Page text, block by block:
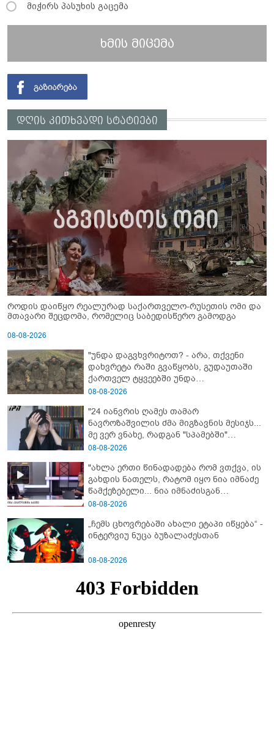
მიჭირს პასუხის გაცემა
ხმის მიცემა
დღის კითხვადი სტატიები
როდის დაიწყო რეალურად საქართველო-რუსეთის ომი და
მთავარი შეცდომა, რომელიც საბედისწერო გამოდგა
08-08-2026
"უნდა დაგვხვრიტოთ? - არა, თქვენი
დახვრეტა რაში გვაწყობს, გუდაუთაში
ქართველ ტყვეებში უნდა
გადაგცვალოთ..."
08-08-2026
"24 იანვრის ღამეს თამარ
ნავროზაშვილის ძმა მიგზავნის მესიჯს...
მე ვერ ვნახე, რადგან "სპამებში"
ჩავარდა": რა მისწერა ნია იმნაძის ბიძამ
"სქრინს" აქვეყნებს
08-08-2026
"ახლა ერთი წინადადება რომ ვთქვა, ის
გახდის ნათელს, რატომ იყო ნია იმნაძე
წამქეზებელი... ნია იმნაძისგან
გამოსული ინფორმაციაა ეს" - რას
08-08-2026
„ჩემს ცხოვრებაში ახალი ეტაპი იწყება“ -
ინტერვიუ ნუცა ბუზალაძესთან
08-08-2026